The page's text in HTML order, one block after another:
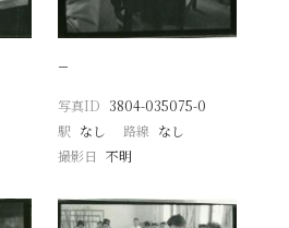
−
写真ID 3804-035075-0
駅 なし 路線 なし
撮影日 不明